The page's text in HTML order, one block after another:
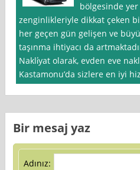
bölgesinde
zenginlikleriyle dikkat çeken
her geçen gün gelişen ve
taşınma ihtiyacı da
Nakli̇yat olarak, evden eve
Kastamonu’da sizlere en iyi
Bir mesaj yaz
Adınız: